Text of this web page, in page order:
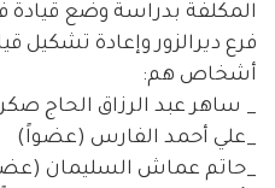
المكلفة بدراسة وضع قيادة
أشخاص هم:
_ ساهر عبد الرزاق الحاج صكر
_علي أحمد الفارس (عضواً)
_حاتم عماش السليمان